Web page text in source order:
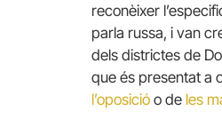
reconèixer
parla russa, i van
dels districtes de
que és presentat a
l’oposició o de les